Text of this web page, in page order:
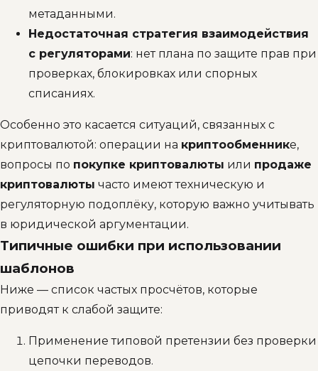
метаданными.
Недостаточная стратегия взаимодействия
с регуляторами: нет плана по защите прав при
проверках, блокировках или спорных
списаниях.
Особенно это касается ситуаций, связанных с
криптовалютой: операции на криптообменнике,
вопросы по покупке криптовалюты или продаже
криптовалюты часто имеют техническую и
регуляторную подоплёку, которую важно учитывать
в юридической аргументации.
Типичные ошибки при использовании
шаблонов
Ниже — список частых просчётов, которые
приводят к слабой защите:
Применение типовой претензии без проверки
цепочки переводов.